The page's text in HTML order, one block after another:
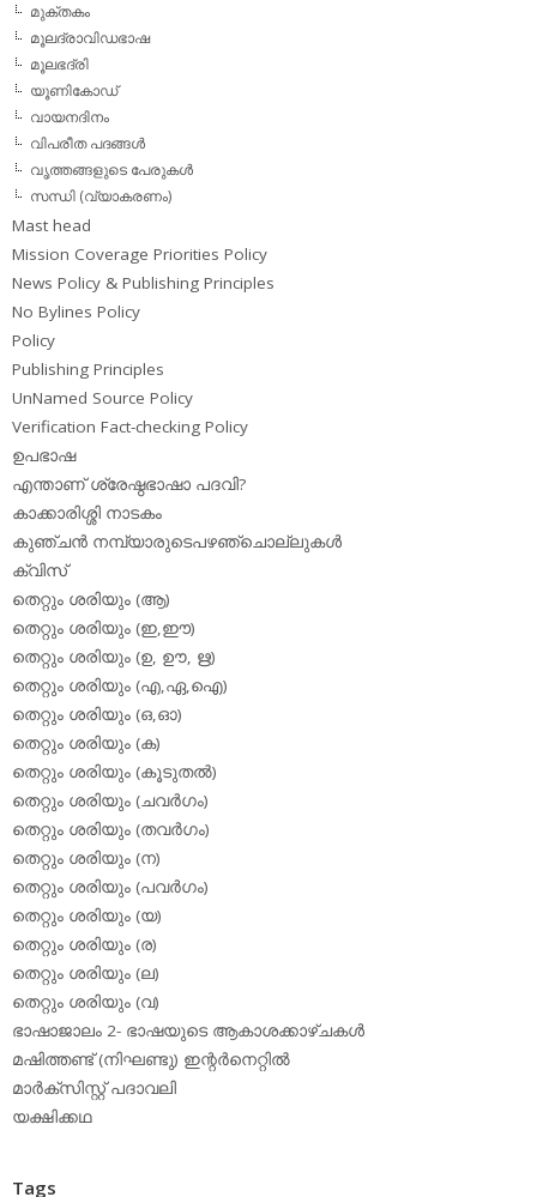
മുക്തകം
മൂലദ്രാവിഡഭാഷ
മൂലഭദ്രി
യൂണികോഡ്
വായനദിനം
വിപരീത പദങ്ങള്‍
വൃത്തങ്ങളുടെ പേരുകള്‍
സന്ധി (വ്യാകരണം)
Mast head
Mission Coverage Priorities Policy
News Policy & Publishing Principles
No Bylines Policy
Policy
Publishing Principles
UnNamed Source Policy
Verification Fact-checking Policy
ഉപഭാഷ
എന്താണ് ശ്രേഷ്ഠഭാഷാ പദവി?
കാക്കാരിശ്ശി നാടകം
കുഞ്ചന്‍ നമ്പ്യാരുടെപഴഞ്ചൊല്ലുകള്‍
ക്വിസ്
തെറ്റും ശരിയും (ആ)
തെറ്റും ശരിയും (ഇ,ഈ)
തെറ്റും ശരിയും (ഉ, ഊ, ഋ)
തെറ്റും ശരിയും (എ,ഏ,ഐ)
തെറ്റും ശരിയും (ഒ,ഓ)
തെറ്റും ശരിയും (ക)
തെറ്റും ശരിയും (കൂടുതല്‍)
തെറ്റും ശരിയും (ചവര്‍ഗം)
തെറ്റും ശരിയും (തവര്‍ഗം)
തെറ്റും ശരിയും (ന)
തെറ്റും ശരിയും (പവര്‍ഗം)
തെറ്റും ശരിയും (യ)
തെറ്റും ശരിയും (ര)
തെറ്റും ശരിയും (ല)
തെറ്റും ശരിയും (വ)
ഭാഷാജാലം 2- ഭാഷയുടെ ആകാശക്കാഴ്ചകള്‍
മഷിത്തണ്ട് (നിഘണ്ടു) ഇന്റര്‍നെറ്റില്‍
മാര്‍ക്‌സിസ്റ്റ് പദാവലി
യക്ഷിക്കഥ
Tags